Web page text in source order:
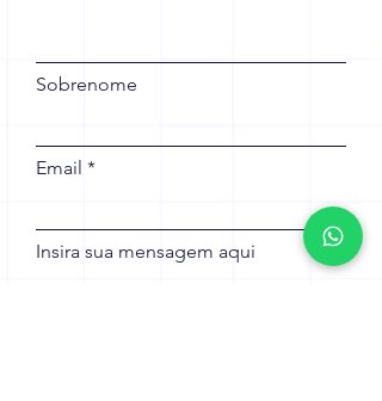
Sobrenome
Email
Insira sua mensagem aqui